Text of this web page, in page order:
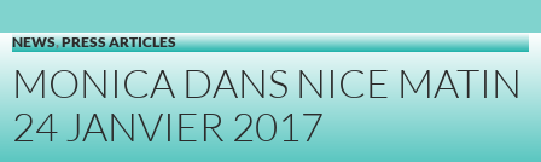
NEWS,PRESS ARTICLES
MONICA DANS NICE MATIN
24 JANVIER 2017